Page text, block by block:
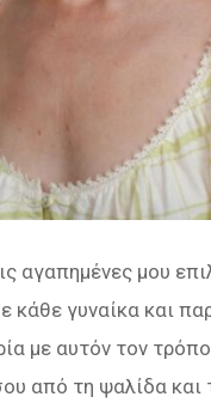
αγαπημένες μου
κάθε γυναίκα και
με αυτόν τον
από τη ψαλίδα και